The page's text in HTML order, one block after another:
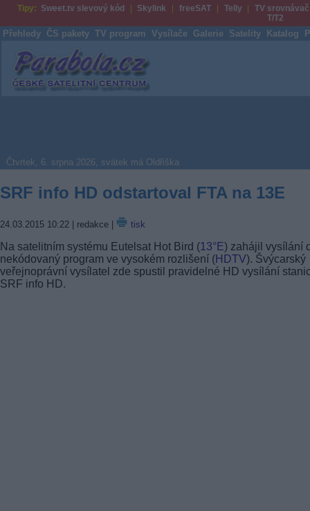
Tipy: Sweet.tv slevový kód Skylink freeSAT Telly
TV srovnávač
T/T2
Přehledy ČS pakety TV program Vysílače Galerie Satelity Katalog
Parabola.cz
Čtvrtek, 6. srpna 2026, svátek má Oldřiška
SRF info HD odstartoval FTA na 13E
24.03.2015 10:22 | redakce | tisk
Na satelitním systému Eutelsat Hot Bird (13°E) zahájil vysílání
nekódovaný program ve vysokém rozlišení (HDTV). Švýcarský
veřejnoprávní vysílatel zde spustil pravidelné HD vysílání
SRF info HD.